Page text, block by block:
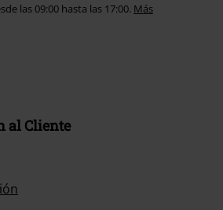
las 09:00 hasta las 17:00. Más
al Cliente